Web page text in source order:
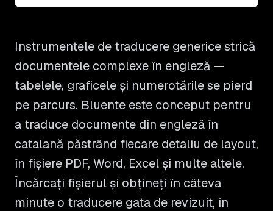
Instrumentele de traducere generice strică
documentele complexe în engleză —
tabelele, graficele și numerotările se pierd
pe parcurs. Bluente este conceput pentru
a traduce documente din engleză în
catalană păstrând fiecare detaliu de layout,
în fișiere PDF, Word, Excel și multe altele.
Încărcați fișierul și obțineți în câteva
minute o traducere gata de revizuit, în